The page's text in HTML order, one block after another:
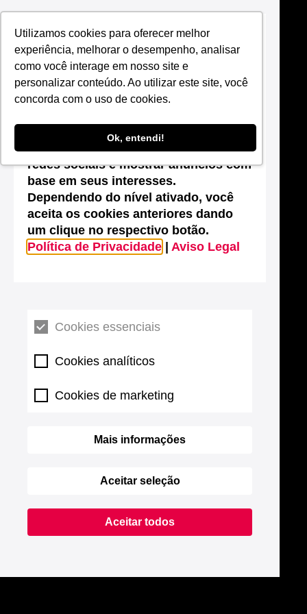
Utilizamos cookies para oferecer melhor
experiência, melhorar o desempenho, analisar
como você interage em nosso site e
personalizar conteúdo. Ao utilizar este site, você
concorda com o uso de cookies.
Ok, entendi!
Suas configurações de cookies neste
site
Este site utiliza cookies que são
essenciais para melhorar o
estatísticas, possibilitar o
compartilhamento de conteúdos nas
redes sociais e mostrar anúncios com
base em seus interesses.
Dependendo do nível ativado, você
aceita os cookies anteriores dando
um clique no respectivo botão.
Política de Privacidade
Aviso Legal
Cookies essenciais
Cookies analíticos
Cookies de marketing
Mais informações
Aceitar seleção
Aceitar todos